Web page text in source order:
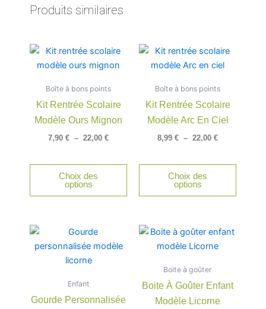
Produits similaires
Boîte à bons points
Kit Rentrée Scolaire
Modèle Ours Mignon
7,90 € – 22,00 €
Plage
prix :
à
Choix des
options
produit
plusieurs
variations.
être
Boîte à bons points
Kit Rentrée Scolaire
Modèle Arc En Ciel
8,99 € – 22,00 €
Plage
prix :
à
Choix des
options
être
Enfant
Gourde Personnalisée
Boite à goûter
Boite À Goûter Enfant
Modèle Licorne